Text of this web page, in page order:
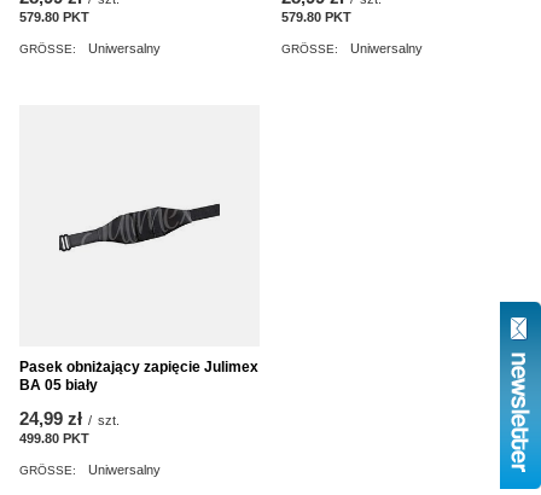
579.80 PKT
GRÖSSE: Uniwersalny
579.80 PKT
GRÖSSE: Uniwersalny
Pasek obniżający zapięcie Julimex
BA 05 biały
24,99 zł / szt.
499.80 PKT
GRÖSSE: Uniwersalny